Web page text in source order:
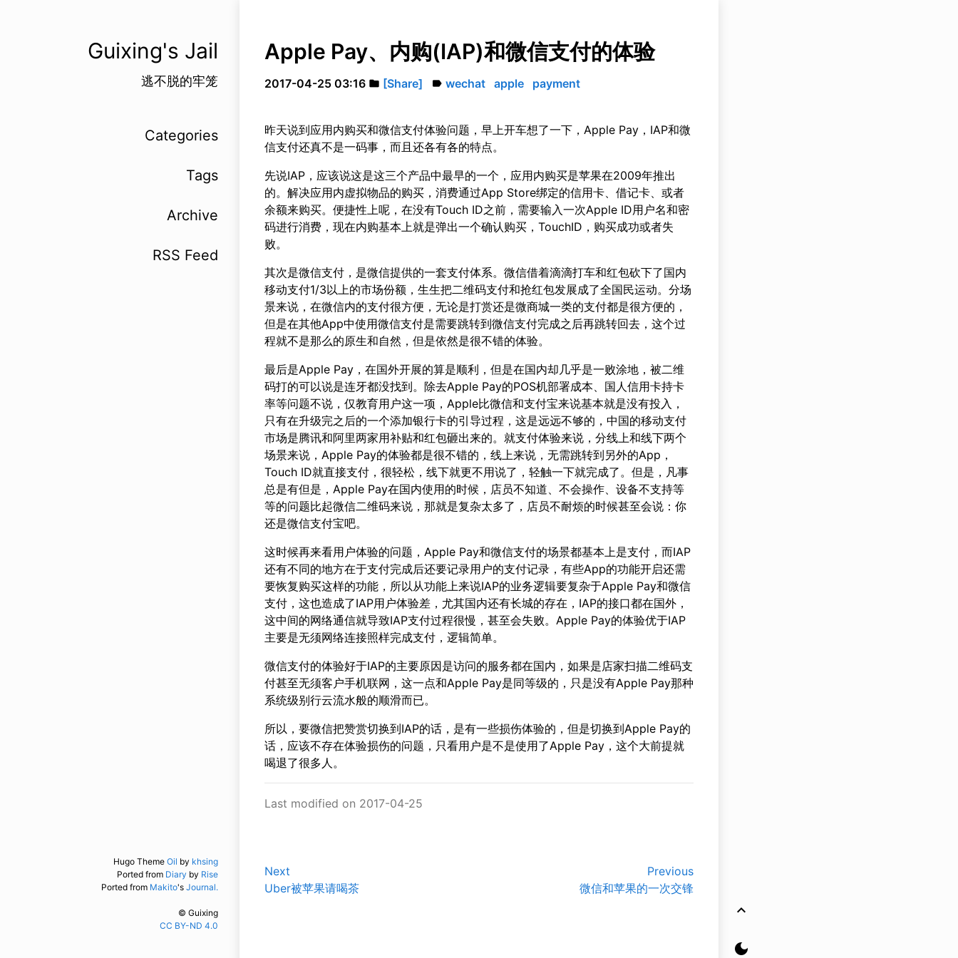
Apple Pay、内购(IAP)和微信支付的体验
2017-04-25 03:16 folder [Share] label wechat apple payment
昨天说到应用内购买和微信支付体验问题，早上开车想了一下，Apple Pay，IAP和微
信支付还真不是一码事，而且还各有各的特点。
先说IAP，应该说这是这三个产品中最早的一个，应用内购买是苹果在2009年推出
的。解决应用内虚拟物品的购买，消费通过App Store绑定的信用卡、借记卡、或者
余额来购买。便捷性上呢，在没有Touch ID之前，需要输入一次Apple ID用户名和密
码进行消费，现在内购基本上就是弹出一个确认购买，TouchID，购买成功或者失
败。
其次是微信支付，是微信提供的一套支付体系。微信借着滴滴打车和红包砍下了国内
移动支付1/3以上的市场份额，生生把二维码支付和抢红包发展成了全国民运动。分场
景来说，在微信内的支付很方便，无论是打赏还是微商城一类的支付都是很方便的，
但是在其他App中使用微信支付是需要跳转到微信支付完成之后再跳转回去，这个过
程就不是那么的原生和自然，但是依然是很不错的体验。
最后是Apple Pay，在国外开展的算是顺利，但是在国内却几乎是一败涂地，被二维
码打的可以说是连牙都没找到。除去Apple Pay的POS机部署成本、国人信用卡持卡
率等问题不说，仅教育用户这一项，Apple比微信和支付宝来说基本就是没有投入，
只有在升级完之后的一个添加银行卡的引导过程，这是远远不够的，中国的移动支付
市场是腾讯和阿里两家用补贴和红包砸出来的。就支付体验来说，分线上和线下两个
场景来说，Apple Pay的体验都是很不错的，线上来说，无需跳转到另外的App，
Touch ID就直接支付，很轻松，线下就更不用说了，轻触一下就完成了。但是，凡事
总是有但是，Apple Pay在国内使用的时候，店员不知道、不会操作、设备不支持等
等的问题比起微信二维码来说，那就是复杂太多了，店员不耐烦的时候甚至会说：你
还是微信支付宝吧。
这时候再来看用户体验的问题，Apple Pay和微信支付的场景都基本上是支付，而IAP
还有不同的地方在于支付完成后还要记录用户的支付记录，有些App的功能开启还需
要恢复购买这样的功能，所以从功能上来说IAP的业务逻辑要复杂于Apple Pay和微信
支付，这也造成了IAP用户体验差，尤其国内还有长城的存在，IAP的接口都在国外，
这中间的网络通信就导致IAP支付过程很慢，甚至会失败。Apple Pay的体验优于IAP
主要是无须网络连接照样完成支付，逻辑简单。
微信支付的体验好于IAP的主要原因是访问的服务都在国内，如果是店家扫描二维码支
付甚至无须客户手机联网，这一点和Apple Pay是同等级的，只是没有Apple Pay那种
系统级别行云流水般的顺滑而已。
所以，要微信把赞赏切换到IAP的话，是有一些损伤体验的，但是切换到Apple Pay的
话，应该不存在体验损伤的问题，只看用户是不是使用了Apple Pay，这个大前提就
喝退了很多人。
Last modified on 2017-04-25
Next
Uber被苹果请喝茶
Previous
微信和苹果的一次交锋
Guixing's Jail
逃不脱的牢笼
Categories
Tags
Archive
RSS Feed
Hugo Theme Oil by khsing
Ported from Diary by Rise
Ported from Makito's Journal.
© Guixing
CC BY-ND 4.0
keyboard_arrow_up
dark_mode